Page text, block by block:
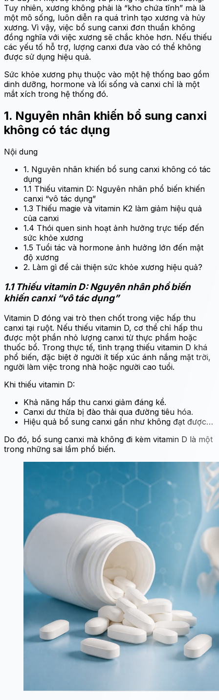
Tuy nhiên, xương không phải là “kho chứa tĩnh” mà là
một mô sống, luôn diễn ra quá trình tạo xương và hủy
xương. Vì vậy, việc bổ sung canxi đơn thuần không
đồng nghĩa với việc xương sẽ chắc khỏe hơn. Nếu thiếu
các yếu tố hỗ trợ, lượng canxi đưa vào có thể không
được sử dụng hiệu quả.
Sức khỏe xương phụ thuộc vào một hệ thống bao gồm
dinh dưỡng, hormone và lối sống và canxi chỉ là một
mắt xích trong hệ thống đó.
1. Nguyên nhân khiến bổ sung canxi
không có tác dụng
Nội dung
1. Nguyên nhân khiến bổ sung canxi không có tác
dụng
1.1 Thiếu vitamin D: Nguyên nhân phổ biến khiến
canxi “vô tác dụng”
1.3 Thiếu magie và vitamin K2 làm giảm hiệu quả
của canxi
1.4 Thói quen sinh hoạt ảnh hưởng trực tiếp đến
sức khỏe xương
1.5 Tuổi tác và hormone ảnh hưởng lớn đến mật
độ xương
2. Làm gì để cải thiện sức khỏe xương hiệu quả?
1.1 Thiếu vitamin D: Nguyên nhân phổ biến
khiến canxi “vô tác dụng”
Vitamin D đóng vai trò then chốt trong việc hấp thu
canxi tại ruột. Nếu thiếu vitamin D, cơ thể chỉ hấp thu
được một phần nhỏ lượng canxi từ thực phẩm hoặc
thuốc bổ. Trong thực tế, tình trạng thiếu vitamin D khá
phổ biến, đặc biệt ở người ít tiếp xúc ánh nắng mặt trời,
người làm việc trong nhà hoặc người cao tuổi.
Khi thiếu vitamin D:
Khả năng hấp thu canxi giảm đáng kể.
Canxi dư thừa bị đào thải qua đường tiêu hóa.
Hiệu quả bổ sung canxi gần như không đạt được…
Do đó, bổ sung canxi mà không đi kèm vitamin D là một
trong những sai lầm phổ biến.